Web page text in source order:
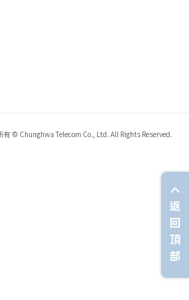
© Chunghwa Telecom Co., Ltd. All Rights Reserved.
返
回
頂
部